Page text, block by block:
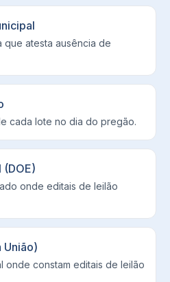
atesta ausência de
cada lote no dia do pregão.
(DOE)
onde editais de leilão
União)
onde constam editais de leilão